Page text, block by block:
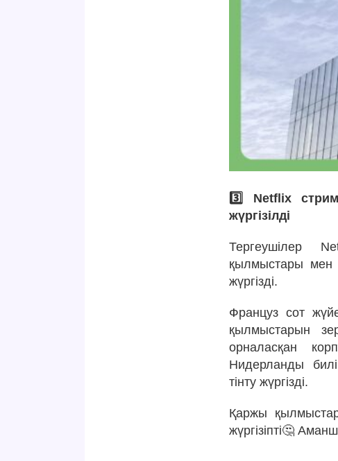
3️⃣ Netflix
жүргізілді
Тергеушілер
қылмыстары мен
жүргізді.
Француз сот
қылмыстарын
орналасқан
Нидерланды
тінту жүргізді.
Қаржы
жүргізіпті🤔